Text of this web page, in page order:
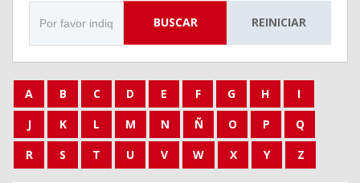
BUSCAR REINICIAR
A B C D E F G H
I
J
K L M N Ñ O P
Q
R
S T U V W X Y Z